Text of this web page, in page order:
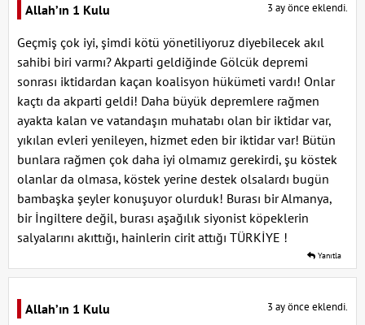
Allah’ın 1 Kulu 3 ay önce eklendi.
Geçmiş çok iyi, şimdi kötü yönetiliyoruz diyebilecek akıl
sahibi biri varmı? Akparti geldiğinde Gölcük depremi
sonrası iktidardan kaçan koalisyon hükümeti vardı! Onlar
kaçtı da akparti geldi! Daha büyük depremlere rağmen
ayakta kalan ve vatandaşın muhatabı olan bir iktidar var,
yıkılan evleri yenileyen, hizmet eden bir iktidar var! Bütün
bunlara rağmen çok daha iyi olmamız gerekirdi, şu köstek
olanlar da olmasa, köstek yerine destek olsalardı bugün
bambaşka şeyler konuşuyor olurduk! Burası bir Almanya,
bir İngiltere değil, burası aşağılık siyonist köpeklerin
salyalarını akıttığı, hainlerin cirit attığı TÜRKİYE !
Yanıtla
Allah’ın 1 Kulu 3 ay önce eklendi.